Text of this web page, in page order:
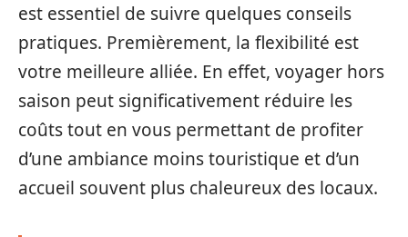
est essentiel de suivre quelques conseils
pratiques. Premièrement, la flexibilité est
votre meilleure alliée. En effet, voyager hors
saison peut significativement réduire les
coûts tout en vous permettant de profiter
d’une ambiance moins touristique et d’un
accueil souvent plus chaleureux des locaux.